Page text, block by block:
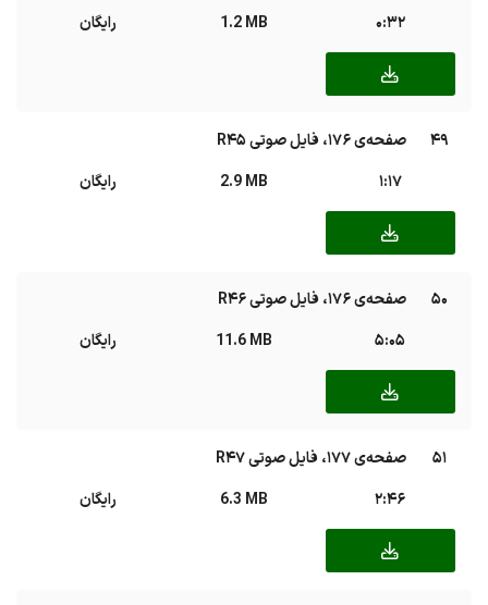
0:32
1.2 MB رایگان
49
صفحه‌ی ۱۷۶، فایل صوتی R45
1:17
2.9 MB رایگان
50
صفحه‌ی ۱۷۶، فایل صوتی R46
5:05
11.6 MB رایگان
51
صفحه‌ی ۱۷۷، فایل صوتی R47
2:46
6.3 MB رایگان